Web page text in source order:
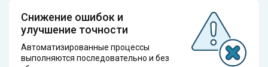
Снижение ошибок и
улучшение точности
Автоматизированные процессы
выполняются последовательно и без